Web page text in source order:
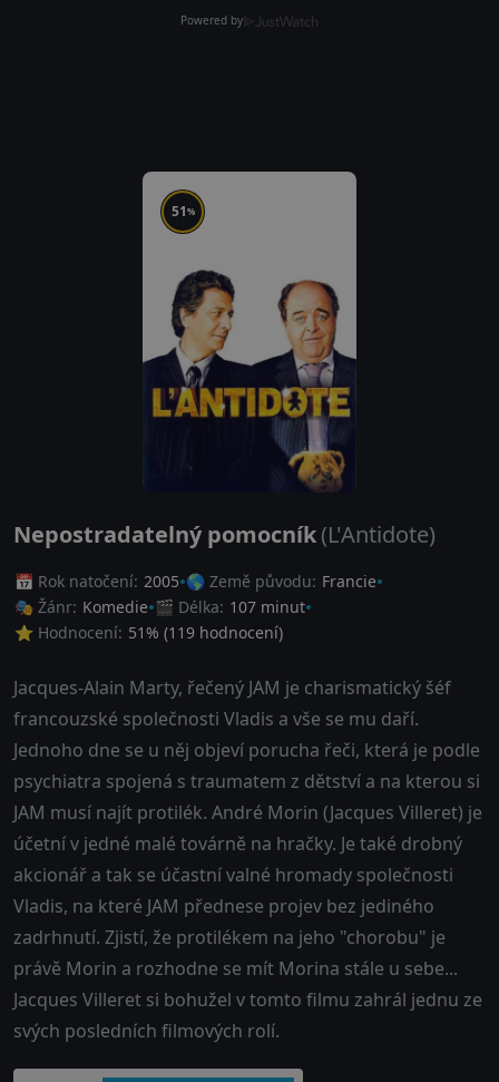
Powered by
51%
Nepostradatelný pomocník(L'Antidote)
📅 Rok natočení: 2005 🌎 Země původu: Francie
🎭 Žánr: Komedie 🎬 Délka: 107 minut
⭐ Hodnocení: 51% (119 hodnocení)
Jacques-Alain Marty, řečený JAM je charismatický šéf
francouzské společnosti Vladis a vše se mu daří.
Jednoho dne se u něj objeví porucha řeči, která je podle
psychiatra spojená s traumatem z dětství a na kterou si
JAM musí najít protilék. André Morin (Jacques Villeret) je
účetní v jedné malé továrně na hračky. Je také drobný
akcionář a tak se účastní valné hromady společnosti
Vladis, na které JAM přednese projev bez jediného
zadrhnutí. Zjistí, že protilékem na jeho "chorobu" je
právě Morin a rozhodne se mít Morina stále u sebe...
Jacques Villeret si bohužel v tomto filmu zahrál jednu ze
svých posledních filmových rolí.